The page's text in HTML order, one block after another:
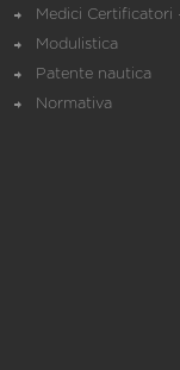
Medici Certificatori
Modulistica
Patente nautica
Normativa